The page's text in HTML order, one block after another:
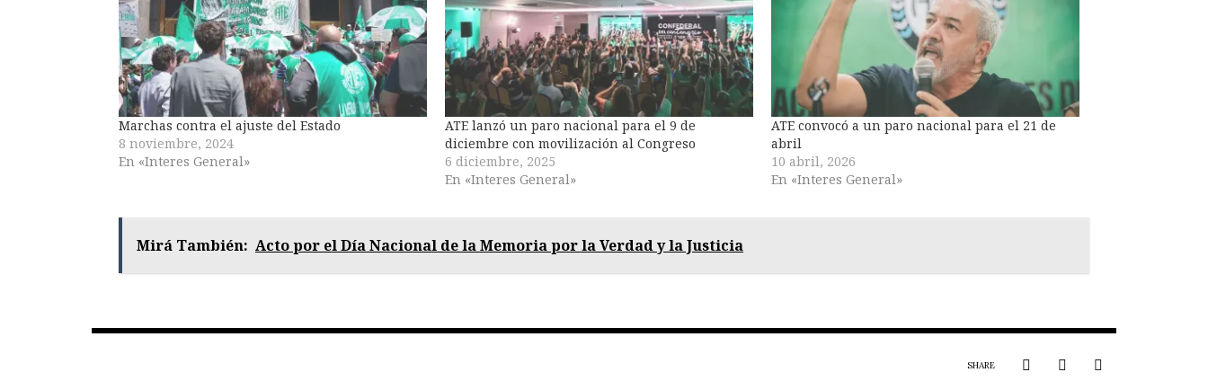
Marchas contra el ajuste del Estado
8 noviembre, 2024
En «Interes General»
ATE lanzó un paro nacional para el 9 de
diciembre con movilización al Congreso
6 diciembre, 2025
En «Interes General»
ATE convocó a un paro nacional para el 21 de
abril
10 abril, 2026
En «Interes General»
Mirá También: Acto por el Día Nacional de la Memoria por la Verdad y la Justicia
SHARE